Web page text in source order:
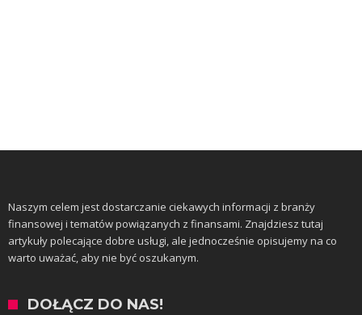
Naszym celem jest dostarczanie ciekawych informacji z branży
finansowej i tematów powiązanych z finansami. Znajdziesz tutaj
artykuły polecające dobre usługi, ale jednocześnie opisujemy na co
warto uważać, aby nie być oszukanym.
DOŁĄCZ DO NAS!